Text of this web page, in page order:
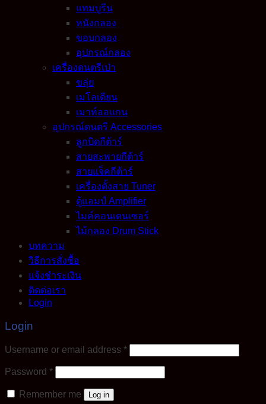
แทมบูรีน
หนังกลอง
ขอบกลอง
อุปกรณ์กลอง
เครื่องดนตรีเป่า
ขลุ่ย
เมโลเดียน
เมาท์ออแกน
อุปกรณ์ดนตรี Accessories
ลูกบิดกีต้าร์
สายสะพายกีต้าร์
สายแจ็คกีต้าร์
เครื่องตั้งสาย Tuner
ตู้แอมป์ Amplifier
ไมค์คอนเดนเซอร์
ไม้กลอง Drum Stick
บทความ
วิธีการสั่งซื้อ
แจ้งชำระเงิน
ติดต่อเรา
Login
Login
Username or email address *Required
Password *Required
Remember me Log in